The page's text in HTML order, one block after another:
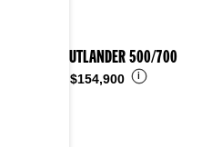
2024 OUTLANDER 500/700
$154,900 i